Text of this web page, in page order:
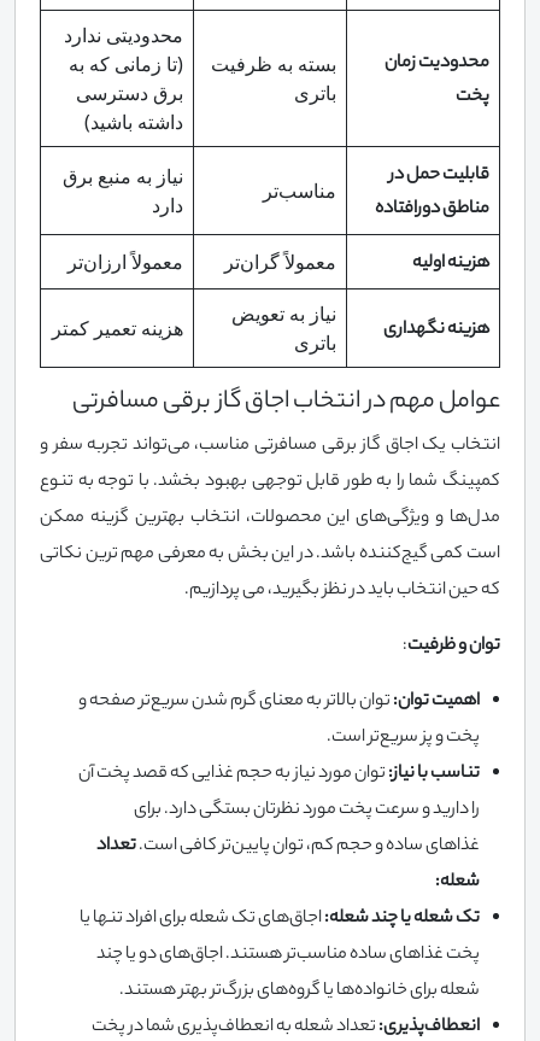
محدودیت زمان
پخت
بسته به ظرفیت
باتری
محدودیتی ندارد
(تا زمانی که به
برق دسترسی
داشته باشید)
قابلیت حمل در
مناطق دورافتاده
مناسب‌تر
نیاز به منبع برق
دارد
هزینه اولیه معمولاً گران‌تر معمولاً ارزان‌تر
هزینه نگهداری
نیاز به تعویض
باتری
هزینه تعمیر کمتر
عوامل مهم در انتخاب اجاق گاز برقی مسافرتی
انتخاب یک اجاق گاز برقی مسافرتی مناسب، می‌تواند تجربه سفر و
کمپینگ شما را به طور قابل توجهی بهبود بخشد. با توجه به تنوع
مدل‌ها و ویژگی‌های این محصولات، انتخاب بهترین گزینه ممکن
است کمی گیج‌کننده باشد. در این بخش به معرفی مهم ترین نکاتی
که حین انتخاب باید در نظز بگیرید، می پردازیم.
توان و ظرفیت:
اهمیت توان:توان بالاتر به معنای گرم شدن سریع‌تر صفحه و
پخت و پز سریع‌تر است.
تناسب با نیاز:توان مورد نیاز به حجم غذایی که قصد پخت آن
را دارید و سرعت پخت مورد نظرتان بستگی دارد. برای
غذاهای ساده و حجم کم، توان پایین‌تر کافی است.تعداد
شعله:
تک شعله یا چند شعله:اجاق‌های تک شعله برای افراد تنها یا
پخت غذاهای ساده مناسب‌تر هستند. اجاق‌های دو یا چند
شعله برای خانواده‌ها یا گروه‌های بزرگ‌تر بهتر هستند.
انعطاف‌پذیری:تعداد شعله به انعطاف‌پذیری شما در پخت